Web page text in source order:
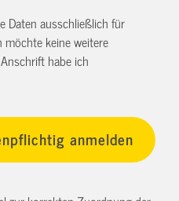
Daten ausschließlich für
möchte keine weitere
habe ich